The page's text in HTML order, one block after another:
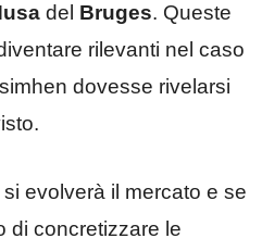
del Bruges. Queste
rilevanti nel caso
dovesse rivelarsi
evolverà il mercato e se
di concretizzare le